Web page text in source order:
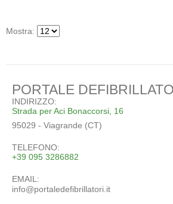
Mostra:
PORTALE
INDIRIZZO:
Strada per Aci Bonaccorsi, 16
95029 - Viagrande (CT)
TELEFONO:
+39 095 3286882
EMAIL:
info@portaledefibrillatori.it